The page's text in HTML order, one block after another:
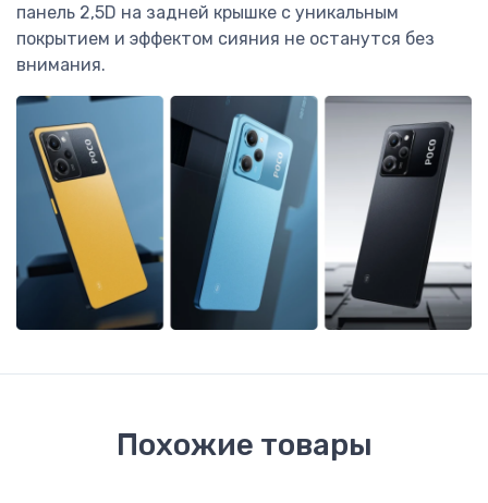
панель 2,5D на задней крышке с уникальным
покрытием и эффектом сияния не останутся без
внимания.
Похожие товары